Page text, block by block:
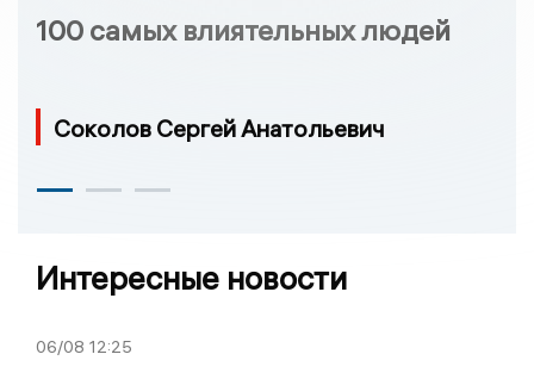
100 самых влиятельных людей
Соколов Сергей Анатольевич
Интересные новости
06/08 12:25